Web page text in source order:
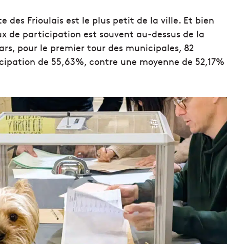
des Frioulais est le plus petit de la ville. Et bien
de participation est souvent au-dessus de la
pour le premier tour des municipales, 82
de 55,63%, contre une moyenne de 52,17%